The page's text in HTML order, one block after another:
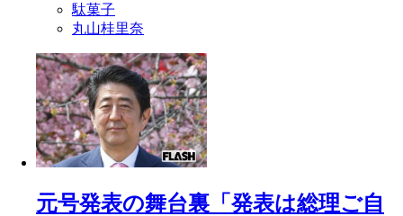
駄菓子
丸山桂里奈
元号発表の舞台裏「発表は総理ご自